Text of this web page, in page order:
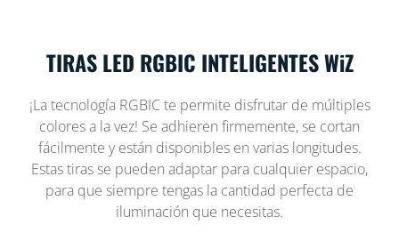
TIRAS LED RGBIC INTELIGENTES WiZ
¡La tecnología RGBIC te permite disfrutar de múltiples
colores a la vez! Se adhieren firmemente, se cortan
fácilmente y están disponibles en varias longitudes.
Estas tiras se pueden adaptar para cualquier espacio,
para que siempre tengas la cantidad perfecta de
iluminación que necesitas.